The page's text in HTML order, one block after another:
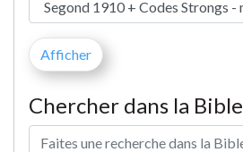
Chercher dans la Bible